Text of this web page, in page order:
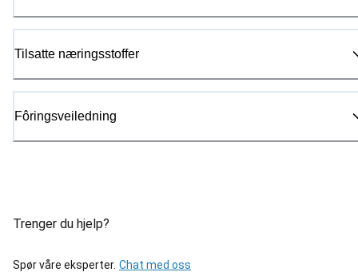
Tilsatte næringsstoffer
Fôringsveiledning
Trenger du hjelp?
Spør våre eksperter. Chat med oss